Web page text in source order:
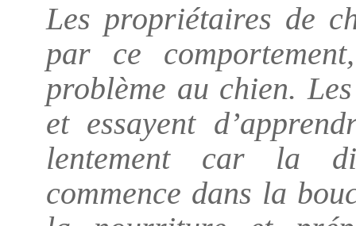
Les propriétaires de
par ce
problème au chien.
et essayent
lentement car la
commence dans la